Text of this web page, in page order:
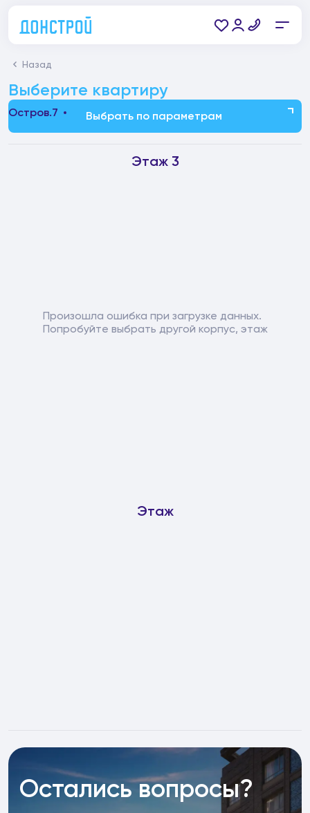
Назад
Выберите квартиру
Выбрать по параметрам
Остров.7
Этаж 3
Произошла ошибка при загрузке данных.
Попробуйте выбрать другой корпус, этаж
Этаж
Остались вопросы?